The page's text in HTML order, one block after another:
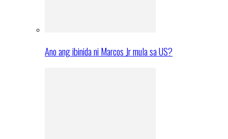
Ano ang ibinida ni Marcos Jr mula sa US?